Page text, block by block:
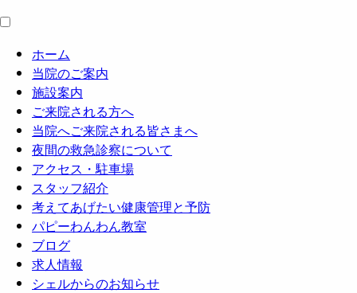
ホーム
当院のご案内
施設案内
ご来院される方へ
当院へご来院される皆さまへ
夜間の救急診察について
アクセス・駐車場
スタッフ紹介
考えてあげたい健康管理と予防
パピーわんわん教室
ブログ
求人情報
シェルからのお知らせ